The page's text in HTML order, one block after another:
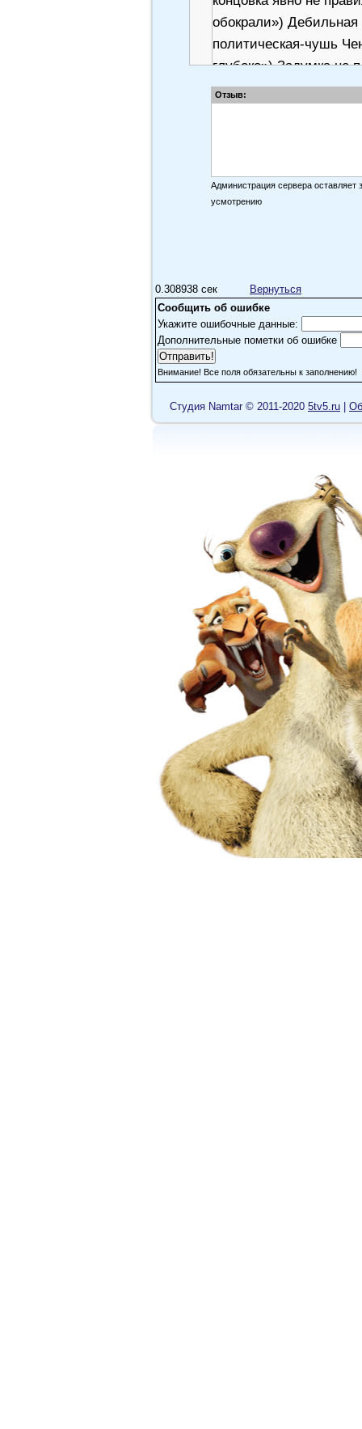
обокрали») Дебильная
политическая-чушь
глубоко») Задумка не
Отзыв:
Администрация сервера оставляет
усмотрению
0.308938 сек
Вернуться
Сообщить об ошибке
Укажите ошибочные данные:
Дополнительные пометки об ошибке
Внимание! Все поля обязательны к заполнению!
Cтудия Namtar © 2011-2020 5tv5.ru